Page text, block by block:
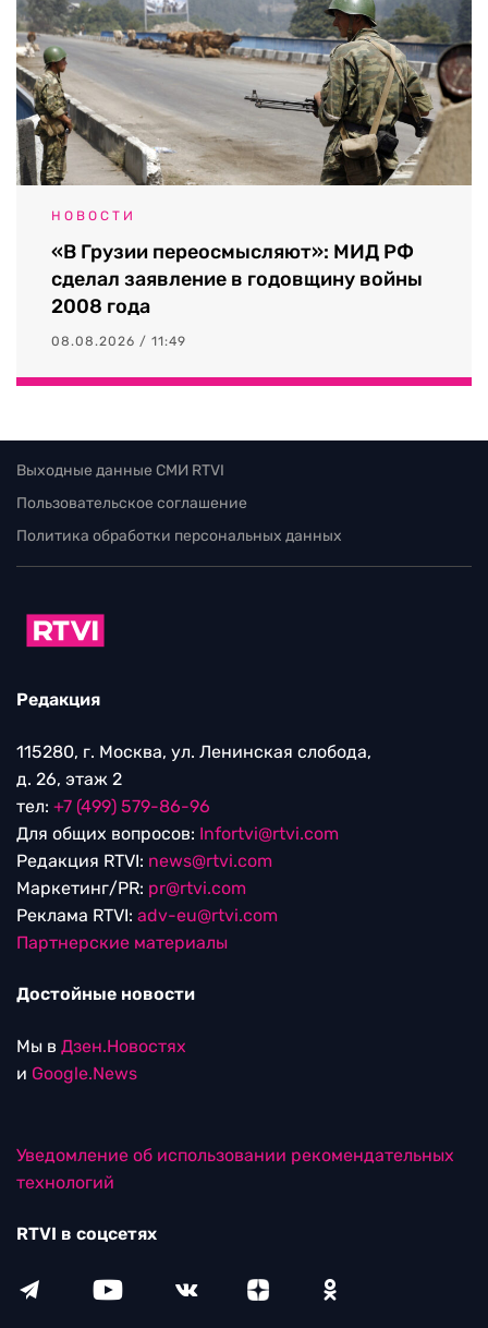
НОВОСТИ
«В Грузии переосмысляют»: МИД РФ
сделал заявление в годовщину войны
2008 года
08.08.2026 / 11:49
Выходные данные СМИ RTVI
Пользовательское соглашение
Политика обработки персональных данных
Редакция
115280, г. Москва, ул. Ленинская слобода,
д. 26, этаж 2
тел: +7 (499) 579-86-96
Для общих вопросов: Infortvi@rtvi.com
Редакция RTVI: news@rtvi.com
Маркетинг/PR: pr@rtvi.com
Реклама RTVI: adv-eu@rtvi.com
Партнерские материалы
Достойные новости
Мы в Дзен.Новостях
и Google.News
Уведомление об использовании рекомендательных
технологий
RTVI в соцсетях